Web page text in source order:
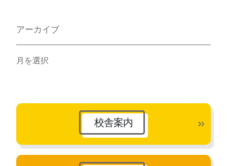
アーカイブ
ア
ブ
校舎案内